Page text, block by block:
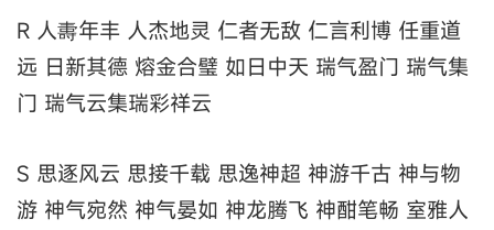
R 人夀年丰 人杰地灵 仁者无敌 仁言利博 任重道
远 日新其德 熔金合璧 如日中天 瑞气盈门 瑞气集
门 瑞气云集瑞彩祥云
S 思逐风云 思接千载 思逸神超 神游千古 神与物
游 神气宛然 神气晏如 神龙腾飞 神酣笔畅 室雅人